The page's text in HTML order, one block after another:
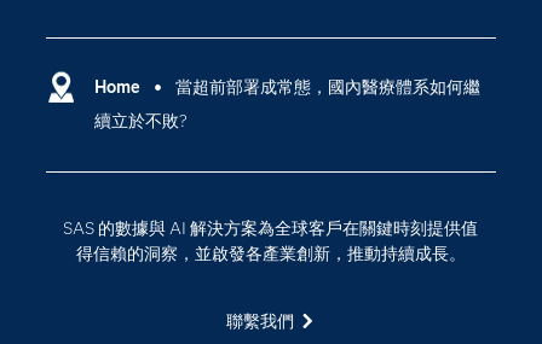
Home
當超前部署成常態，國內醫療體系如何繼
續立於不敗?
SAS 的數據與 AI 解決方案為全球客戶在關鍵時刻提供值
得信賴的洞察，並啟發各產業創新，推動持續成長。
聯繫我們
SAS Viya
Why SAS？
支援服務
校園 - 學生
數位轉型
資料科學